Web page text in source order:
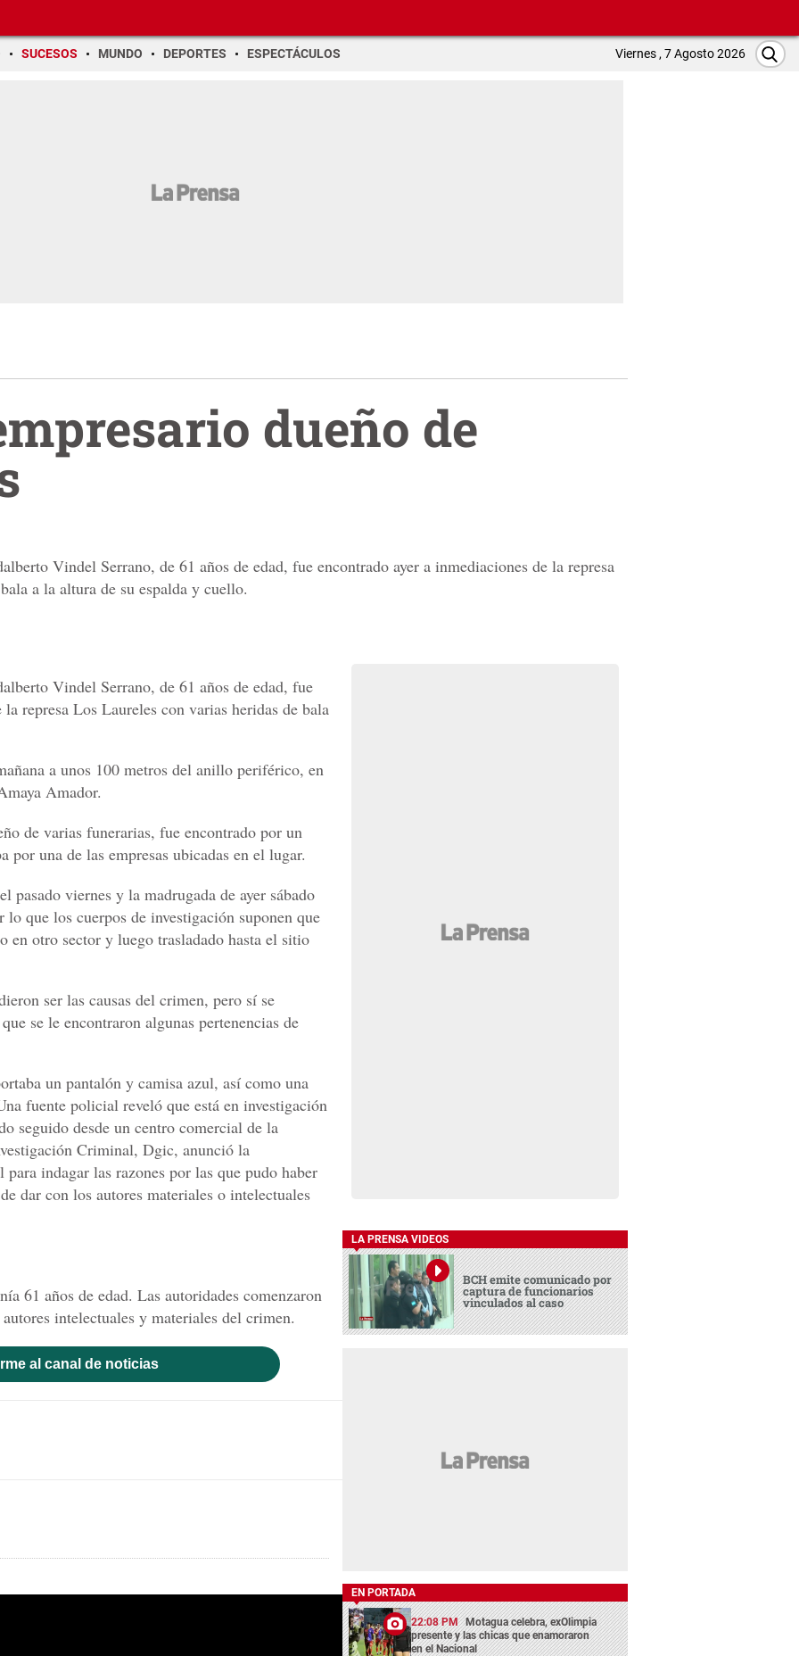
SUCESOS MUNDO DEPORTES ESPECTÁCULOS Viernes , 7 Agosto 2026
dueño de
Vindel Serrano, de 61 años de edad, fue encontrado ayer a inmediaciones de la represa
a la altura de su espalda y cuello.
Vindel Serrano, de 61 años de edad, fue
represa Los Laureles con varias heridas de bala
a unos 100 metros del anillo periférico, en
Amador.
de varias funerarias, fue encontrado por un
por una de las empresas ubicadas en el lugar.
pasado viernes y la madrugada de ayer sábado
lo que los cuerpos de investigación suponen que
en otro sector y luego trasladado hasta el sitio
ser las causas del crimen, pero sí se
se le encontraron algunas pertenencias de
un pantalón y camisa azul, así como una
fuente policial reveló que está en investigación
seguido desde un centro comercial de la
Criminal, Dgic, anunció la
indagar las razones por las que pudo haber
dar con los autores materiales o intelectuales
61 años de edad. Las autoridades comenzaron
intelectuales y materiales del crimen.
al canal de noticias
LA PRENSA VIDEOS
BCH emite comunicado por
captura de funcionarios
vinculados al caso
EN PORTADA
22:08 PM Motagua celebra, exOlimpia
presente y las chicas que enamoraron
en el Nacional